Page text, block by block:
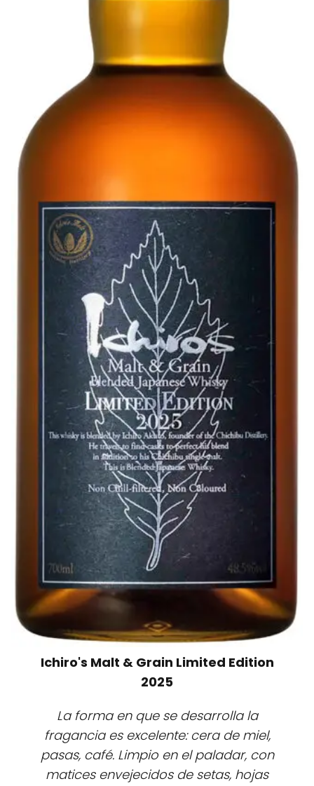
Ichiro's Malt & Grain Limited Edition
2025
La forma en que se desarrolla la
fragancia es excelente: cera de miel,
pasas, café. Limpio en el paladar, con
matices envejecidos de setas, hojas